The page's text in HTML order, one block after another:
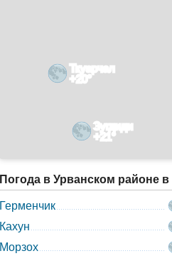
Зугдиди
+21°
Ткуарчал
+20°
Погода в Урванском районе
Герменчик
Кахун
Морзох